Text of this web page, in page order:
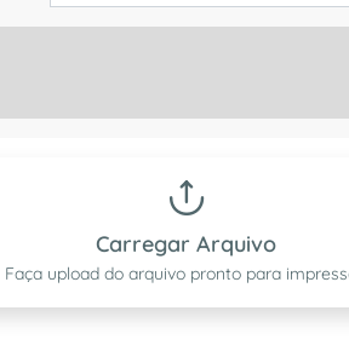
Carregar Arquivo
Faça upload do arquivo pronto para